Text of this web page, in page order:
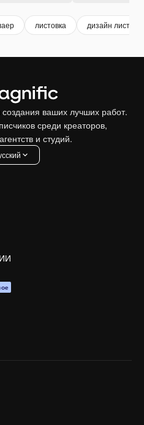
листовка дизайн
ваших лучших работ.
среди креаторов,
и студий.